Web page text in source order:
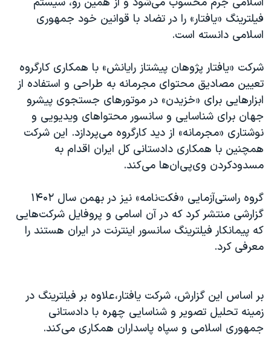
فیلترینگ «یافتار» را در تضاد با قوانین خود جمهوری
اسلامی دانسته است.
شرکت «یافتار پژوهان پیشتاز رایانش» با همکاری کارگروه
تعیین مصادیق محتوای مجرمانه به طراحی و استفاده از
ابزارهایی برای «خزیدن» در موتورهای جستجوی پیشرو
جهان برای شناسایی و سانسور محتواهای ویدیویی و
نوشتاری «مجرمانه» از دید کارگروه می‌پردازد. این شرکت
همچنین با همکاری دادستانی کل ایران اقدام به
مسدودکردن وی‌پی‌ان‌ها می‌کند.
گروه راستی‌آزمایی «فکت‌نامه» نیز در بهمن سال ۱۴۰۲
گزارشی منتشر کرد که در آن اسامی و پروفایل شرکت‌هایی
که پیمانکار فیلترینگ سانسور اینترنت در ایران هستند را
معرفی کرد.
بر اساس این گزارش، شرکت یافتار،علاوه بر فیلترینگ در
زمینه تحلیل تصویر و شناسایی چهره با دادستانی
جمهوری اسلامی و سپاه پاسداران همکاری می‌کند.